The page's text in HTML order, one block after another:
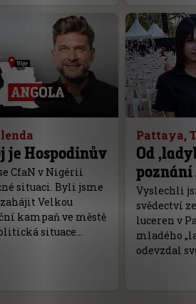
je Hospodinův
CfaN v Nigérii
situaci. Byli jsme
Velkou
kampaň ve městě
situace…
Pattaya,
Od
poznání
Vyslechli
svědectví
luceren v
mladého
odevzdal